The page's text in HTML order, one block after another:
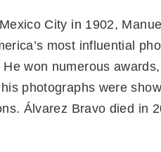
City in 1902,
most influential
He won numerous
photographs were
Álvarez Bravo died in